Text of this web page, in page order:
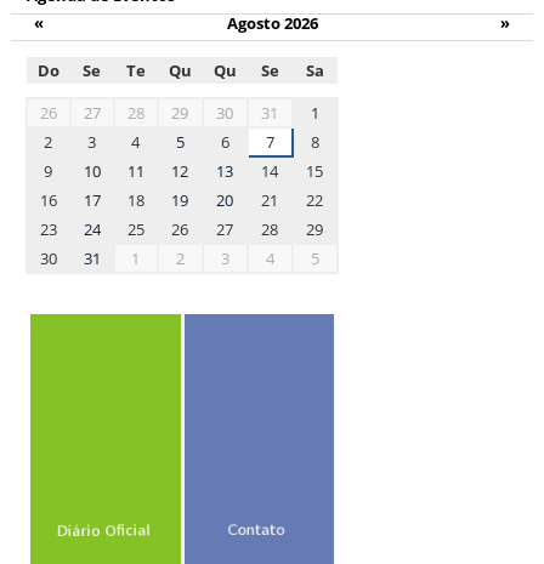
«
Agosto 2026 »
Do Se Te Qu Qu Se
Sa
26
27 28 29 30 31
1
2
3 4 5 6 7
8
9
10 11 12 13 14
15
16
17 18 19 20 21
22
23
24 25 26 27 28
29
30
31 1 2 3 4 5